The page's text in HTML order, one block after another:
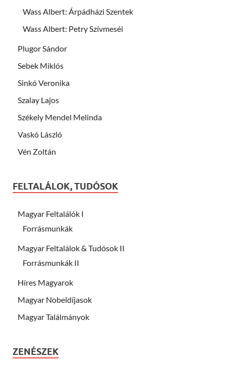
Wass Albert: Árpádházi Szentek
Wass Albert: Petry Szívmeséi
Plugor Sándor
Sebek Miklós
Sinkó Veronika
Szalay Lajos
Székely Mendel Melinda
Vaskó László
Vén Zoltán
FELTALÁLOK, TUDÓSOK
Magyar Feltalálók I
Forrásmunkák
Magyar Feltalálok & Tudósok II
Forrásmunkák II
Híres Magyarok
Magyar Nobeldíjasok
Magyar Találmányok
ZENÉSZEK